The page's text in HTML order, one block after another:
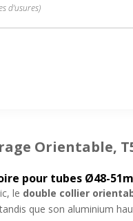
d'usures)
Orientable,
pour tubes Ø48-
le double collier
que son aluminium